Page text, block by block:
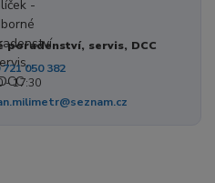
servis, DCC
721 050 382
- 17:30